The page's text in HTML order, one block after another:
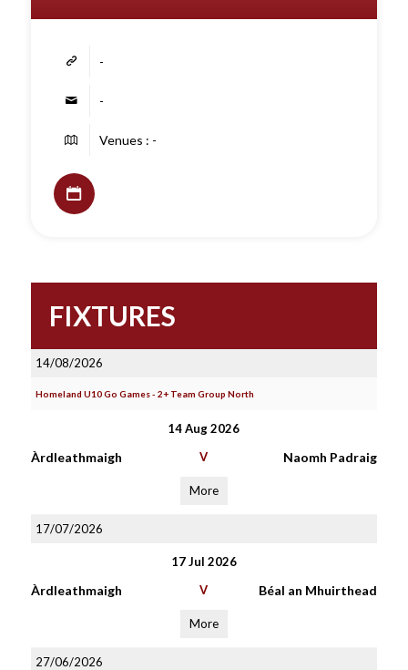
-
-
Venues : -
FIXTURES
14/08/2026
Homeland U10 Go Games - 2+ Team Group North
14 Aug 2026
Àrdleathmaigh V Naomh Padraig
More
17/07/2026
17 Jul 2026
Àrdleathmaigh V Béal an Mhuirthead
More
27/06/2026